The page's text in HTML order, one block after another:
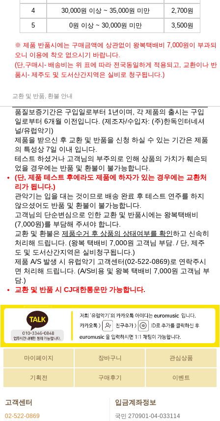
4
30,000원 이상 ~ 35,000원 미만
2,700원
5
0원 이상 ~ 30,000원 미만 3,500원
※ 제품 반품시에는 구매금액에 상관없이 왕복택배비 7,000원이 부과되
오니 이용에 착오 없으시기 바랍니다.
(단,구매시- 배송비는 위 표에 따라 전국동일하게 적용되고, 교환이나 반
품시- 제주도 및 도서산간지역은 실비로 청구됩니다.)
교환 및 반품, 환불 안내
품질보증기간은 구입일로부터 1년이며, 각 제품의 출시는 구입
일로부터 6개월 이전입니다. (제조자/수입자: (주)한독인터네셔
널/유럽악기)
제품을 받으신 후 교환 및 반품을 신청 하실 수 있는 기간은 제품
의 특성상 7일 이내 입니다.
테스트 하셨거나 고객님의 부주의로 인해 상품의 가치가 훼손되
었을 경우에는 반품 및 환불이 불가능합니다.
(단, 제품 테스트 후에라도 제품에 하자가 있는 경우에는 교환처
리가 됩니다.)
관악기는 입을 대는 것이므로 배송 완료 후 테스트 연주를 하지
않으셨어도 반품 및 환불이 불가능합니다.
고객님의 단순변심으로 인한 교환 및 반품시에는 왕복택배비
(7,000원)를 부담해 주셔야 합니다.
교환 및 환불은 제품수거 후 상품의 상태여부를 확인하고 신속히
처리해 드립니다. (왕복 택배비 7,000원 고객님 부담. / 단, 제주
도 및 도서산간지역은 실비청구됩니다.)
제품 A/S 발생 시 유럽악기 고객센터(02-522-0869)로 연락주시
면 처리해 드립니다. (A/S비용 및 왕복 택배비 7,000원 고객님 부
담.)
교환 및 반품 시 CJ대한통운만 가능합니다.
마이페이지 장바구니 관심상품
기획전 구매후기 이벤트
고객센터
02-522-0869
입금계좌정보
국민 270901-04-033114